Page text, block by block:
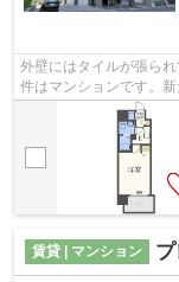
外壁にはタイルが張ら
件はマンションです。
件です。こちらは徒歩
賃貸 | マンション